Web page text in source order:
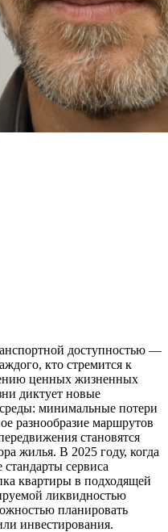
доступностью —
кто стремится к
ценных жизненных
диктует новые
среды: минимальные потери
разнообразие маршрутов
становятся
жилья. В 2025 году, когда
сервиса
квартиры в подходящей
ликвидностью
планировать
инвестирования.